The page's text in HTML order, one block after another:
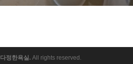
다정한욕실.All rights reserved.